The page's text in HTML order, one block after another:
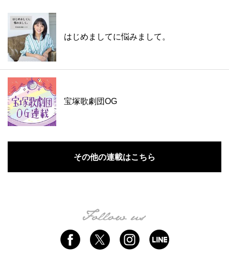
はじめましてに悩みまして。
宝塚歌劇団OG
その他の連載はこちら